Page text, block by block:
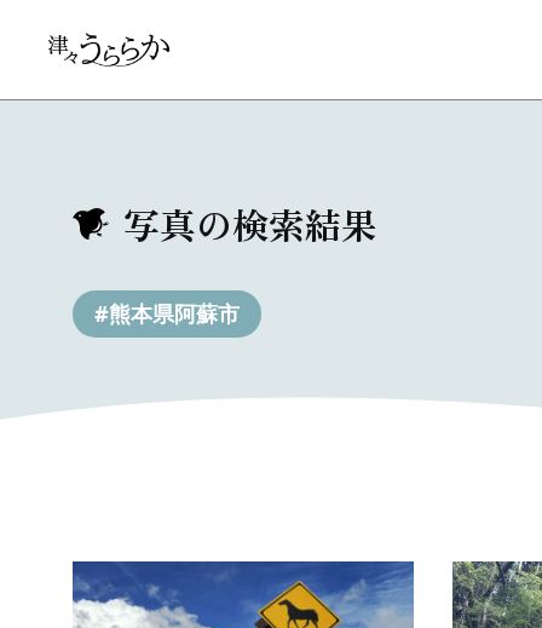
写真の検索結果
#熊本県阿蘇市